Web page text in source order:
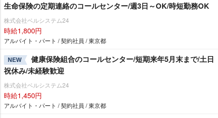
生命保険の定期連絡のコールセンター/週3日～OK/時短勤務OK
株式会社ベルシステム24
時給1,800円
アルバイト・パート / 契約社員 / 東京都
NEW
健康保険組合のコールセンター/短期来年5月末まで/土日
祝休み/未経験歓迎
株式会社ベルシステム24
時給1,450円
アルバイト・パート / 契約社員 / 東京都